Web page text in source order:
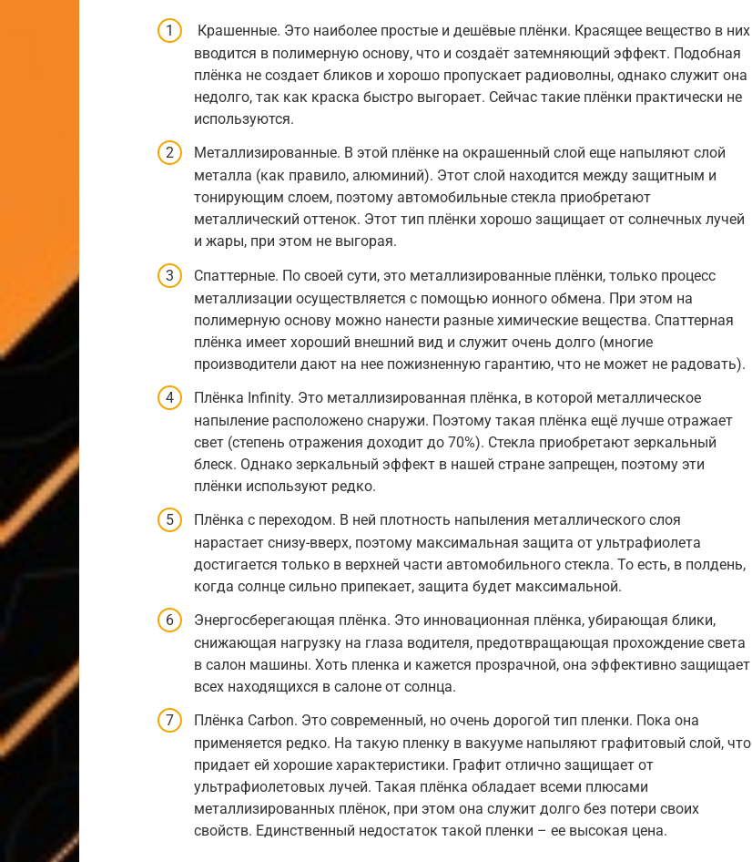
Крашенные. Это наиболее простые и дешёвые плёнки. Красящее вещество в них
вводится в полимерную основу, что и создаёт затемняющий эффект. Подобная
плёнка не создает бликов и хорошо пропускает радиоволны, однако служит она
недолго, так как краска быстро выгорает. Сейчас такие плёнки практически не
используются.
Металлизированные. В этой плёнке на окрашенный слой еще напыляют слой
металла (как правило, алюминий). Этот слой находится между защитным и
тонирующим слоем, поэтому автомобильные стекла приобретают
металлический оттенок. Этот тип плёнки хорошо защищает от солнечных лучей
и жары, при этом не выгорая.
Спаттерные. По своей сути, это металлизированные плёнки, только процесс
металлизации осуществляется с помощью ионного обмена. При этом на
полимерную основу можно нанести разные химические вещества. Спаттерная
плёнка имеет хороший внешний вид и служит очень долго (многие
производители дают на нее пожизненную гарантию, что не может не радовать).
Плёнка Infinity. Это металлизированная плёнка, в которой металлическое
напыление расположено снаружи. Поэтому такая плёнка ещё лучше отражает
свет (степень отражения доходит до 70%). Стекла приобретают зеркальный
блеск. Однако зеркальный эффект в нашей стране запрещен, поэтому эти
плёнки используют редко.
Плёнка с переходом. В ней плотность напыления металлического слоя
нарастает снизу-вверх, поэтому максимальная защита от ультрафиолета
достигается только в верхней части автомобильного стекла. То есть, в полдень,
когда солнце сильно припекает, защита будет максимальной.
Энергосберегающая плёнка. Это инновационная плёнка, убирающая блики,
снижающая нагрузку на глаза водителя, предотвращающая прохождение света
в салон машины. Хоть пленка и кажется прозрачной, она эффективно защищает
всех находящихся в салоне от солнца.
Плёнка Carbon. Это современный, но очень дорогой тип пленки. Пока она
применяется редко. На такую пленку в вакууме напыляют графитовый слой, что
придает ей хорошие характеристики. Графит отлично защищает от
ультрафиолетовых лучей. Такая плёнка обладает всеми плюсами
металлизированных плёнок, при этом она служит долго без потери своих
свойств. Единственный недостаток такой пленки – ее высокая цена.